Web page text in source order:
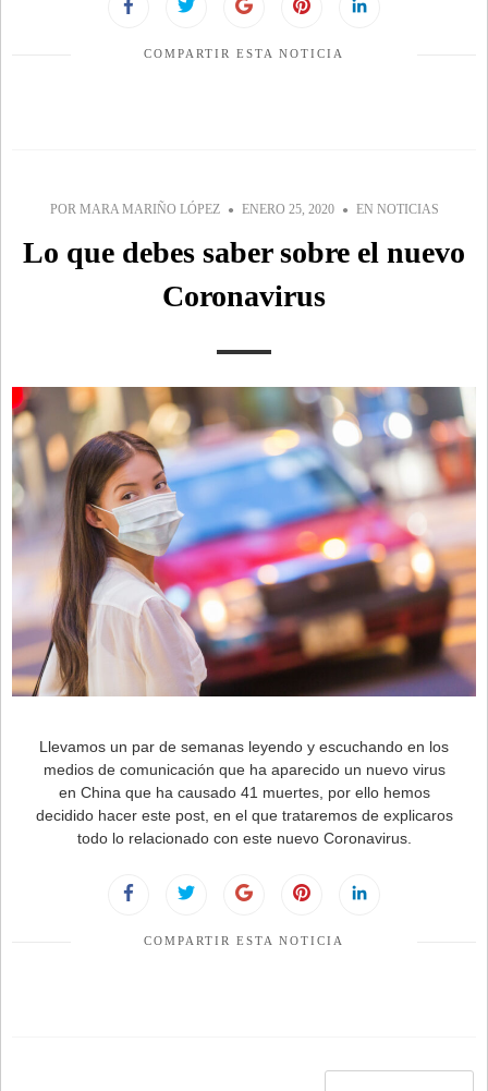
COMPARTIR ESTA NOTICIA
POR MARA MARIÑO LÓPEZ ENERO 25, 2020 EN NOTICIAS
Lo que debes saber sobre el nuevo
Coronavirus
Llevamos un par de semanas leyendo y escuchando en los
medios de comunicación que ha aparecido un nuevo virus
en China que ha causado 41 muertes, por ello hemos
decidido hacer este post, en el que trataremos de explicaros
todo lo relacionado con este nuevo Coronavirus.
COMPARTIR ESTA NOTICIA